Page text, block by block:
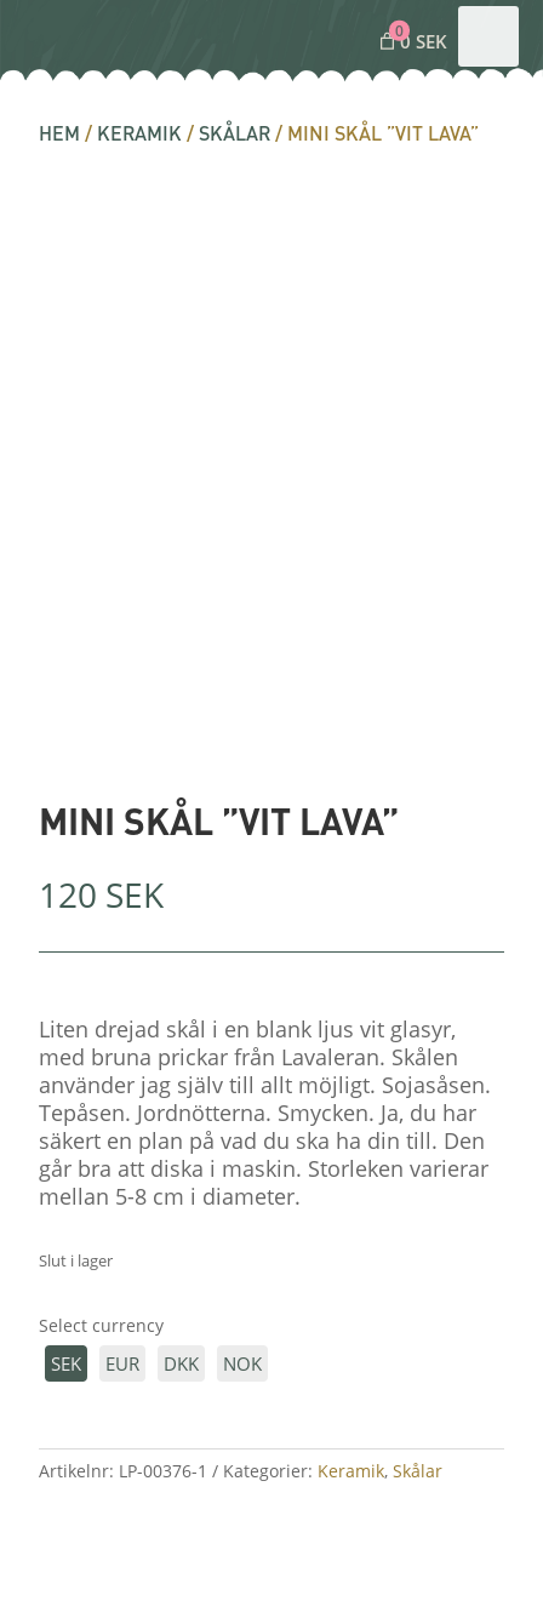
00 SEK
HEM / KERAMIK /SKÅLAR / MINI SKÅL ”VIT LAVA”
MINI SKÅL ”VIT LAVA”
120 SEK
Liten drejad skål i en blank ljus vit glasyr,
med bruna prickar från Lavaleran. Skålen
använder jag själv till allt möjligt. Sojasåsen.
Tepåsen. Jordnötterna. Smycken. Ja, du har
säkert en plan på vad du ska ha din till. Den
går bra att diska i maskin. Storleken varierar
mellan 5-8 cm i diameter.
Slut i lager
Select currency
SEK EUR DKK NOK
Artikelnr: LP-00376-1 Kategorier: Keramik,Skålar